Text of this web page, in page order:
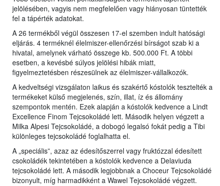
jelölésében, vagyis nem megfelelően vagy hiányosan tüntették
fel a tápérték adatokat.
A 26 termékből végül összesen 17-el szemben indult hatósági
eljárás. 4 terméknél élelmiszer-ellenőrzési bírságot szab ki a
hivatal, amelynek várható összege kb. 500.000 Ft. A többi
esetben, a kevésbé súlyos jelölési hibák miatt,
figyelmeztetésben részesülnek az élelmiszer-vállalkozók.
A kedveltségi vizsgálaton laikus és szakértő kóstolók tesztelték a
termékeket külső megjelenés, szín, illat, íz és állomány
szempontok mentén. Ezek alapján a kóstolók kedvence a Lindt
Excellence Finom Tejcsokoládé lett. Második helyen végzett a
Milka Alpesi Tejcsokoládé, a dobogó legalsó fokát pedig a Tibi
különleges tejcsokoládé foglalhatta el.
A „speciális”, azaz az édesítőszerrel vagy fruktózzal édesített
csokoládék tekintetében a kóstolók kedvence a Delaviuda
tejcsokoládé lett. A második legjobbnak a Choceur Tejcsokoládé
bizonyult, míg harmadikként a Wawel Tejcsokoládé végzett.